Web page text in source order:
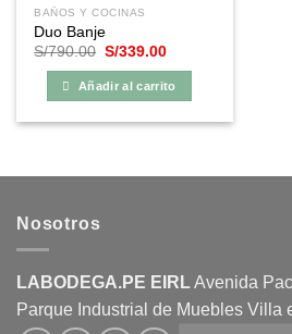
BAÑOS Y COCINAS
Duo Banje
S/790.00 El
original
era:
S/339.00El
actual
es:
Añadir al carrito
Nosotros
LABODEGA.PE EIRLAvenida
Parque Industrial de Muebles Villa